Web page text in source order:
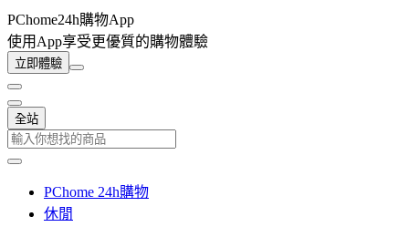
PChome24h購物App
使用App享受更優質的購物體驗
立即體驗
全站
PChome 24h購物
休閒